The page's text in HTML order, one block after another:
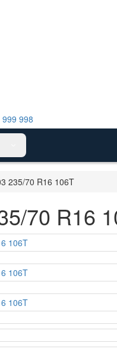
998
235/70 R16 106T
70 R16